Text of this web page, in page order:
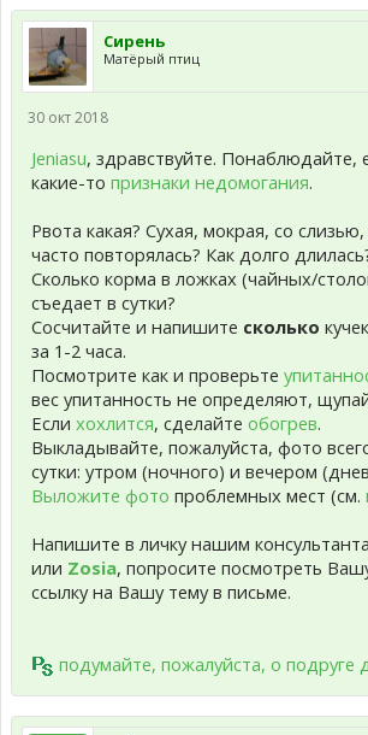
Сирень
Матёрый птиц
30 окт 2018
Jeniasu, здравствуйте. Понаблюдайте,
какие-то признаки недомогания.
Рвота какая? Сухая, мокрая, со
часто повторялась? Как долго
Сколько корма в ложках (чайных/
съедает в сутки?
Сосчитайте и напишите сколько
за 1-2 часа.
Посмотрите как и проверьте
вес упитанность не определяют,
Если хохлится, сделайте обогрев.
Выкладывайте, пожалуйста, фото
сутки: утром (ночного) и вечером
Выложите фото проблемных мест (см.
Напишите в личку нашим
или Zosia, попросите посмотреть
ссылку на Вашу тему в письме.
подумайте, пожалуйста, о подруге